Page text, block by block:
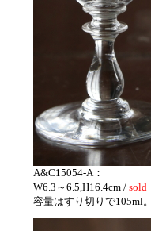
A&C15054-A：
W6.3～6.5,H16.4cm / sold
容量はすり切りで105ml